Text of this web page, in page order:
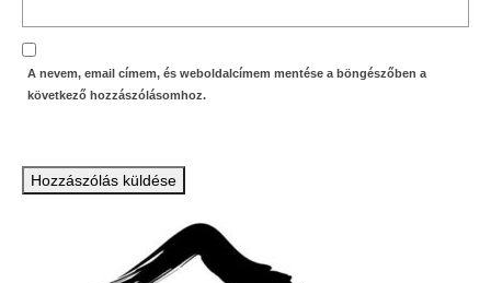
A nevem, email címem, és weboldalcímem mentése a böngészőben a
következő hozzászólásomhoz.